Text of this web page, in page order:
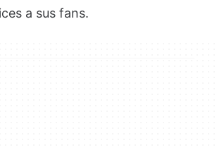
a sus fans.